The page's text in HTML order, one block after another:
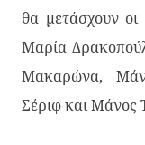
θα μετάσχουν
Μαρία
Μακαρώνα,
Σέριφ και Μάνος